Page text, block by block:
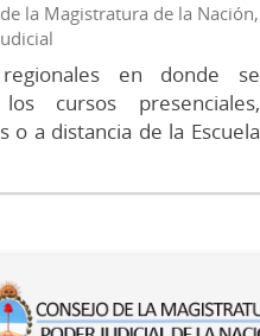
la Magistratura de la Nación,
regionales en donde se
cursos presenciales,
o a distancia de la Escuela